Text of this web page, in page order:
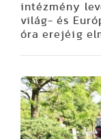
intézmény
világ- és
óra erejéig